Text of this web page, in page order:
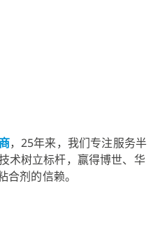
，25年来，我们专注服务半
术树立标杆，赢得博世、华
剂的信赖。